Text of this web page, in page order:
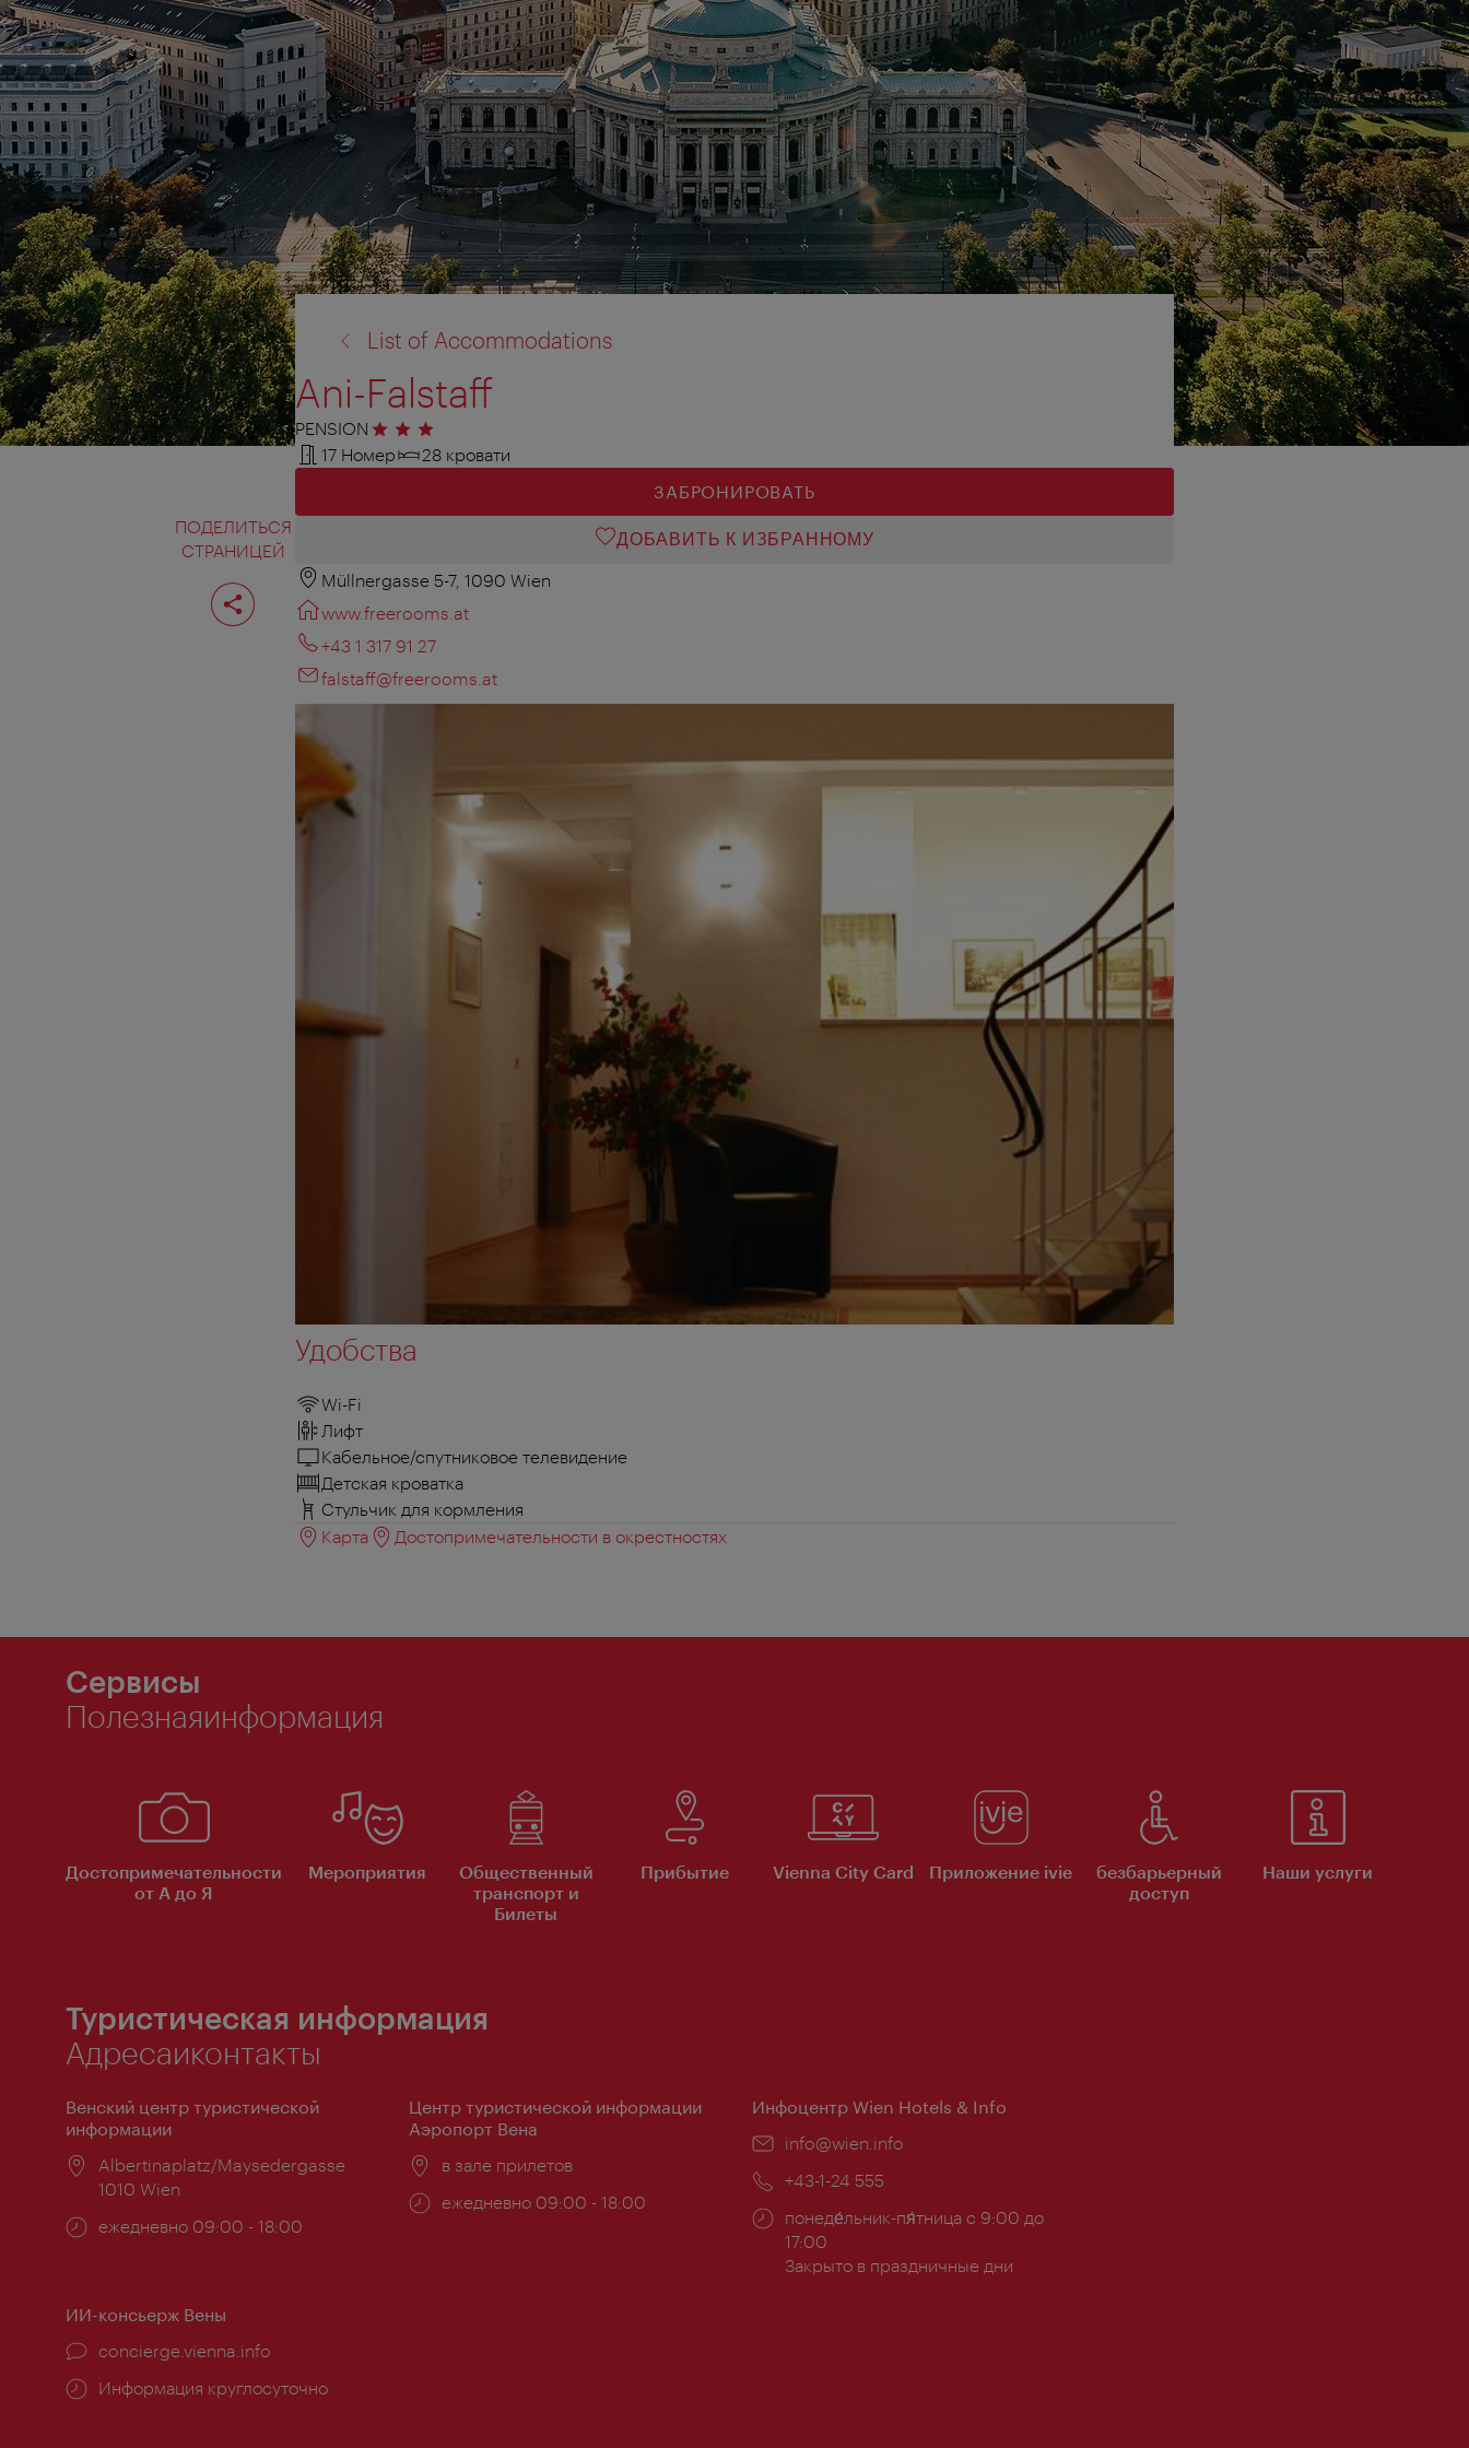
ПОДЕЛИТЬСЯ
СТРАНИЦЕЙ
Поделиться
страницей
List of Accommodations
Ani-Falstaff
PENSION 3 звезды
17 Номер
28 кровати
ЗАБРОНИРОВАТЬ
ДОБАВИТЬ К ИЗБРАННОМУ
Müllnergasse 5-7, 1090 Wien
www.freerooms.at
+43 1 317 91 27
falstaff@freerooms.at
Удобства
Wi-Fi
Лифт
Кабельное/спутниковое телевидение
Детская кроватка
Стульчик для кормления
Карта
Достопримечательности в окрестностях
Сервисы
Полезнаяинформация
Достопримечательности
от А до Я
Мероприятия
Общественный
транспорт и
Билеты
Прибытие Vienna City Card Приложение ivie
безбарьерный
доступ
Наши услуги
Туристическая информация
Адресаиконтакты
Венский центр туристической
информации
Расположение:
Albertinaplatz/Maysedergasse
1010 Wien
Часы
ежедневно 09:00 - 18:00
Центр туристической информации
Аэропорт Вена
Расположение:
в зале прилетов
Часы
ежедневно 09:00 - 18:00
Инфоцентр Wien Hotels & Info
Эл.
info@wien.info
Телефон:
+43-1-24 555
Часы
работы:
понеде́льник-пя́тница с 9:00 до
17:00
Закрыто в праздничные дни
ИИ-консьерж Вены
concierge.vienna.info
Информация круглосуточно